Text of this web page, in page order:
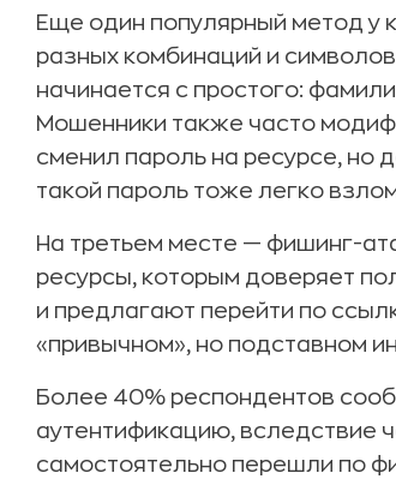
Еще один популярный метод у
разных комбинаций и
начинается с простого:
Мошенники также часто
сменил пароль на ресурсе, но
такой пароль тоже легко
На третьем месте — фишинг-
ресурсы, которым доверяет
и предлагают перейти по
«привычном», но подставном
Более 40% респондентов
аутентификацию, вследствие
самостоятельно перешли по